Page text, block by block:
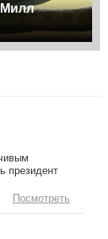
президент
Посмотреть